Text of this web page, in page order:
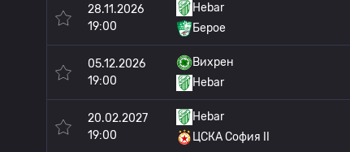
28.11.2026
19:00
Hebar
Берое
05.12.2026
19:00
Вихрен
Hebar
20.02.2027
19:00
Hebar
ЦСКА София II